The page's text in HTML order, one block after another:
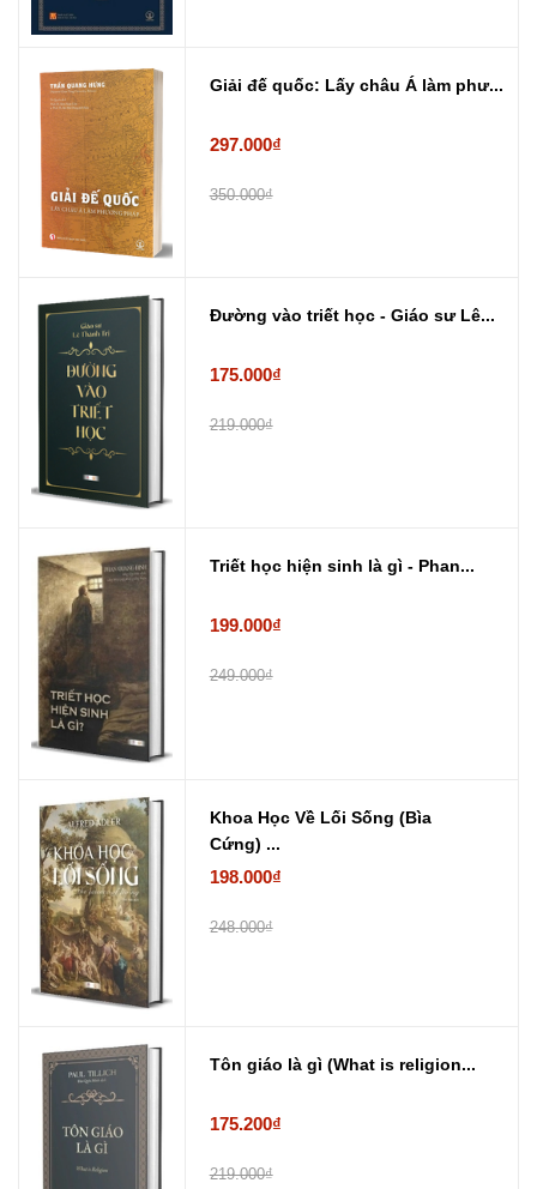
Giải đế quốc: Lấy châu Á làm phư...
297.000₫
350.000₫
Đường vào triết học - Giáo sư Lê...
175.000₫
219.000₫
Triết học hiện sinh là gì - Phan...
199.000₫
249.000₫
Khoa Học Về Lối Sống (Bìa
Cứng) ...
198.000₫
248.000₫
Tôn giáo là gì (What is religion...
175.200₫
219.000₫